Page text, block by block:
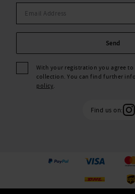
Send
With your registration you agree
collection. You can find further
policy.
Find us on: